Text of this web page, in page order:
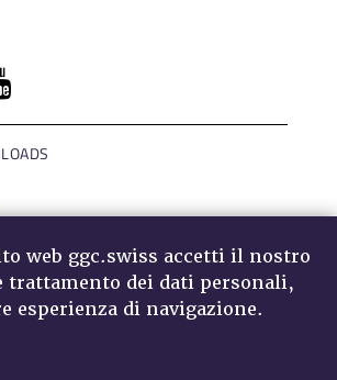
web ggc.swiss accetti il nostro
trattamento dei dati personali,
esperienza di navigazione.